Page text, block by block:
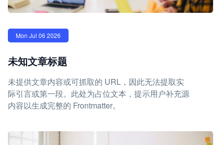
Mon Jul 06 2026
未知文章标题
未提供文章内容或可抓取的 URL，因此无法提取实
际引言或第一段。此处为占位文本，提示用户补充源
内容以生成完整的 Frontmatter。